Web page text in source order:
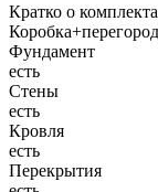
Кратко о
Фундамент
есть
Стены
есть
Кровля
есть
Перекрытия